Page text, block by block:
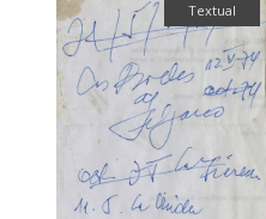
Textual